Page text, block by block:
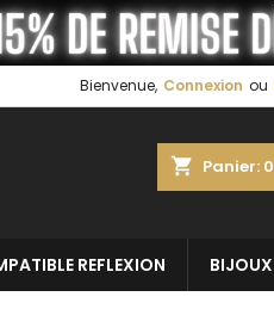
Bienvenue, Connexion ou
shopping_cart Panier: 0
REFLEXION BIJOUX